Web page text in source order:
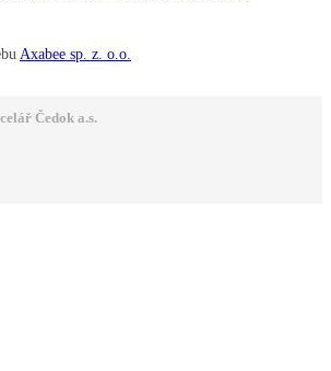
Axabee sp. z. o.o.
Čedok a.s.